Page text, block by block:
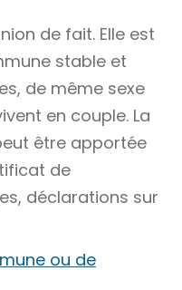
de fait. Elle est
stable et
de même sexe
en couple. La
être apportée
de
déclarations sur
ou de